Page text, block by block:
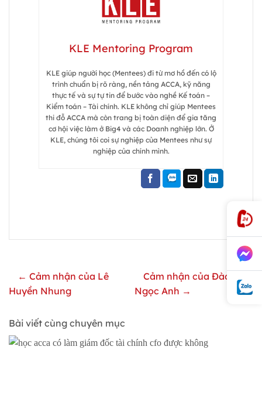
KLE Mentoring Program
KLE giúp người học (Mentees) đi từ mơ hồ đến có lộ
trình chuẩn bị rõ ràng, nền tảng ACCA, kỹ năng
thực tế và sự tự tin để bước vào nghề Kế toán –
Kiểm toán – Tài chính. KLE không chỉ giúp Mentees
thi đỗ ACCA mà còn trang bị toàn diện để gia tăng
cơ hội việc làm ở Big4 và các Doanh nghiệp lớn. Ở
KLE, chúng tôi coi sự nghiệp của Mentees như sự
nghiệp của chính mình.
← Cảm nhận của Lê
Huyền Nhung
Cảm nhận của Đào
Ngọc Anh →
Bài viết cùng chuyên mục